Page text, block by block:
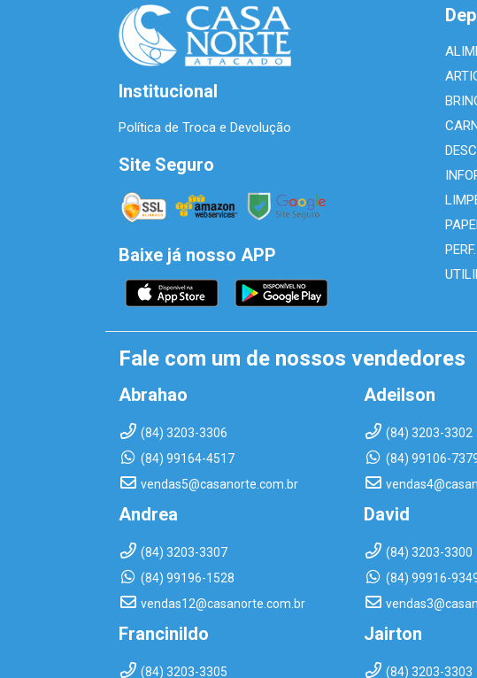
Institucional
Política de Troca e Devolução
Site Seguro
Baixe já nosso APP
Fale com um de nossos vendedores
Abrahao
(84) 3203-3306
(84) 99164-4517
vendas5@casanorte.com.br
Adeilson
(84) 3203-3302
(84) 99106-
Andrea
(84) 3203-3307
(84) 99196-1528
vendas12@casanorte.com.br
David
(84) 3203-3300
(84) 99916-
Francinildo
(84) 3203-3305
Jairton
(84) 3203-3303